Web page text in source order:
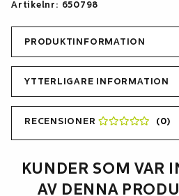
till Philips Sonicare eller Oral-B’s
rätt svängning/vibration, vilket är
bli rena.
Artikelnr: 650798
PRODUKTINFORMATION
YTTERLIGARE INFORMATION
RECENSIONER (0)
KUNDER SOM VAR
AV DENNA